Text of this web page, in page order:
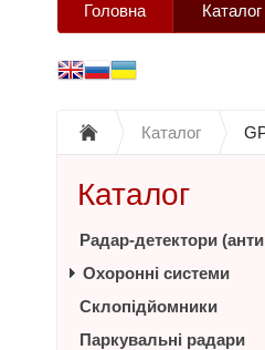
Головна Каталог
Каталог
Каталог
Радар-детектори
Охоронні системи
Склопідйомники
Паркувальні радари